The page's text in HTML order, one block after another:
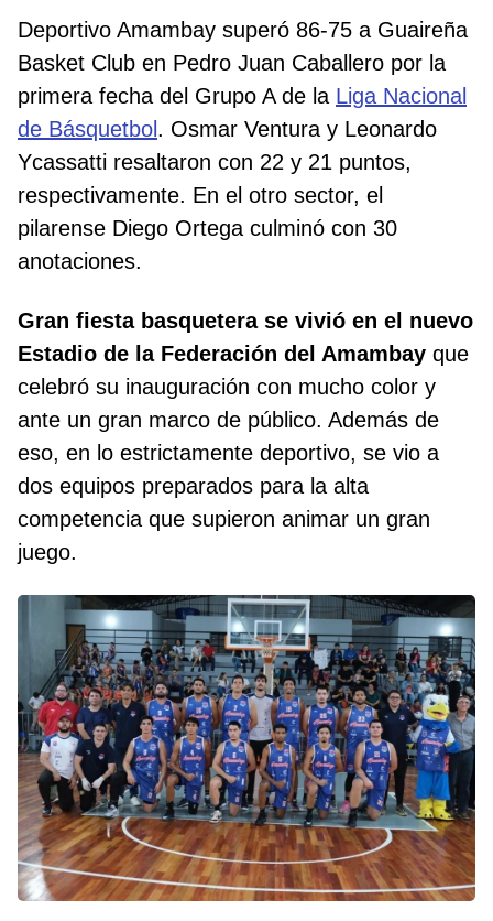
Deportivo Amambay superó 86-75 a Guaireña
Basket Club en Pedro Juan Caballero por la
primera fecha del Grupo A de la Liga Nacional
de Básquetbol . Osmar Ventura y Leonardo
Ycassatti resaltaron con 22 y 21 puntos,
respectivamente. En el otro sector, el
pilarense Diego Ortega culminó con 30
anotaciones.
Gran fiesta basquetera se vivió en el nuevo
Estadio de la Federación del Amambay que
celebró su inauguración con mucho color y
ante un gran marco de público. Además de
eso, en lo estrictamente deportivo, se vio a
dos equipos preparados para la alta
competencia que supieron animar un gran
juego.